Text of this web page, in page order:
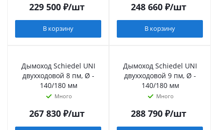
229 500₽/шт
В корзину
248 660₽/шт
В корзину
Дымоход Schiedel UNI
двухходовой 8 пм, Ø -
140/180 мм
Много
267 830₽/шт
Дымоход Schiedel UNI
двухходовой 9 пм, Ø -
140/180 мм
Много
288 790₽/шт